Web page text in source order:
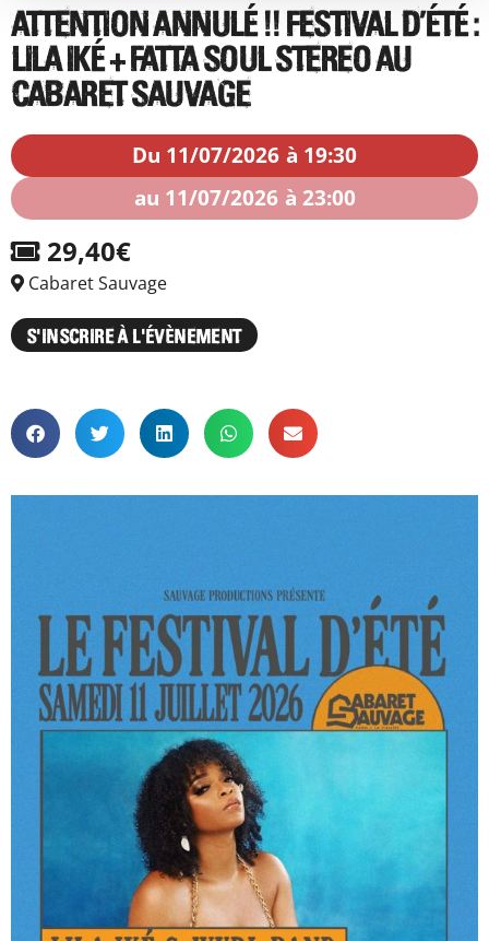
ATTENTION ANNULÉ !! FESTIVAL D’ÉTÉ :
LILA IKÉ + FATTA SOUL STEREO AU
CABARET SAUVAGE
Du 11/07/2026 à 19:30
au 11/07/2026 à 23:00
29,40€
Cabaret Sauvage
S'INSCRIRE À L'ÉVÈNEMENT